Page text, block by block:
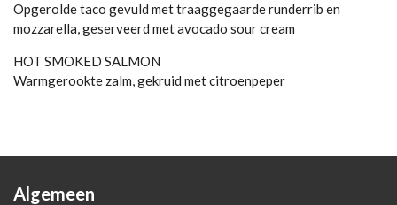
Opgerolde taco gevuld met traaggegaarde runderrib en
mozzarella, geserveerd met avocado sour cream
HOT SMOKED SALMON
Warmgerookte zalm, gekruid met citroenpeper
Algemeen